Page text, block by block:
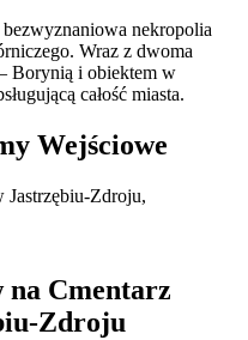
nekropolia
Wraz z dwoma
Borynią i obiektem w
całość miasta.
Wejściowe
Zdroju
×
Zdroju,
Cmentarz
Zdroju